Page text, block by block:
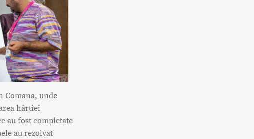
Comana, unde
hârtiei
au fost completate
au rezolvat